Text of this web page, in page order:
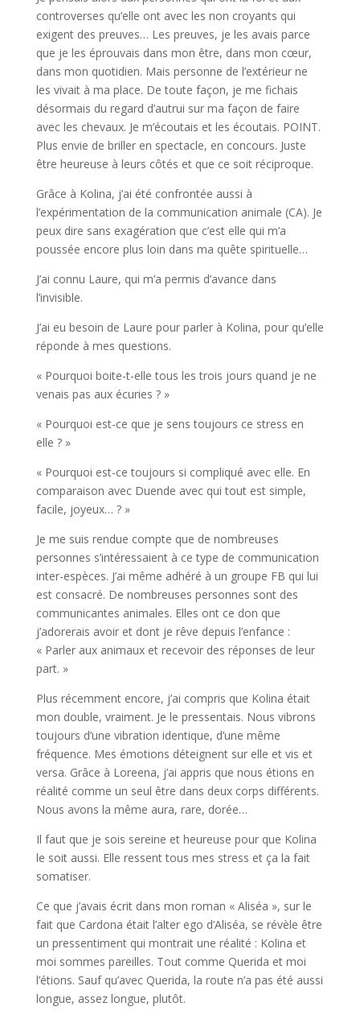
controverses qu’elle ont avec les non croyants qui
exigent des preuves… Les preuves, je les avais parce
que je les éprouvais dans mon être, dans mon cœur,
dans mon quotidien. Mais personne de l’extérieur ne
les vivait à ma place. De toute façon, je me fichais
désormais du regard d’autrui sur ma façon de faire
avec les chevaux. Je m’écoutais et les écoutais. POINT.
Plus envie de briller en spectacle, en concours. Juste
être heureuse à leurs côtés et que ce soit réciproque.
Grâce à Kolina, j’ai été confrontée aussi à
l’expérimentation de la communication animale (CA). Je
peux dire sans exagération que c’est elle qui m’a
poussée encore plus loin dans ma quête spirituelle…
J’ai connu Laure, qui m’a permis d’avance dans
l’invisible.
J’ai eu besoin de Laure pour parler à Kolina, pour qu’elle
réponde à mes questions.
« Pourquoi boite-t-elle tous les trois jours quand je ne
venais pas aux écuries ? »
« Pourquoi est-ce que je sens toujours ce stress en
elle ? »
« Pourquoi est-ce toujours si compliqué avec elle. En
comparaison avec Duende avec qui tout est simple,
facile, joyeux… ? »
Je me suis rendue compte que de nombreuses
personnes s’intéressaient à ce type de communication
inter-espèces. J’ai même adhéré à un groupe FB qui lui
est consacré. De nombreuses personnes sont des
communicantes animales. Elles ont ce don que
j’adorerais avoir et dont je rêve depuis l’enfance :
« Parler aux animaux et recevoir des réponses de leur
part. »
Plus récemment encore, j’ai compris que Kolina était
mon double, vraiment. Je le pressentais. Nous vibrons
toujours d’une vibration identique, d’une même
fréquence. Mes émotions déteignent sur elle et vis et
versa. Grâce à Loreena, j’ai appris que nous étions en
réalité comme un seul être dans deux corps différents.
Nous avons la même aura, rare, dorée…
Il faut que je sois sereine et heureuse pour que Kolina
le soit aussi. Elle ressent tous mes stress et ça la fait
somatiser.
Ce que j’avais écrit dans mon roman « Aliséa », sur le
fait que Cardona était l’alter ego d’Aliséa, se révèle être
un pressentiment qui montrait une réalité : Kolina et
moi sommes pareilles. Tout comme Querida et moi
l’étions. Sauf qu’avec Querida, la route n’a pas été aussi
longue, assez longue, plutôt.